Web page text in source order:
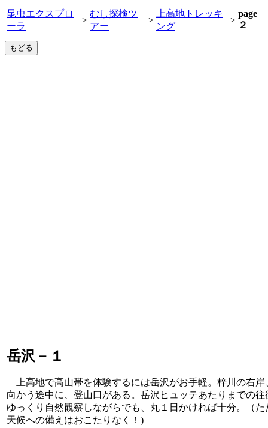
昆虫エクスプロ
ーラ
>
むし探検ツ
アー
>
上高地トレッキ
ング
>
page
２
岳沢－１
上高地で高山帯を体験するには岳沢がお手軽。梓川の右岸
向かう途中に、登山口がある。岳沢ヒュッテあたりまでの
ゆっくり自然観察しながらでも、丸１日かければ十分。（
天候への備えはおこたりなく！)